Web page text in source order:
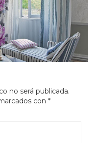
no será publicada.
con *